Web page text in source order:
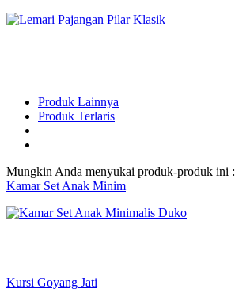
Produk Lainnya
Produk Terlaris
Mungkin Anda menyukai produk-produk ini :
Kamar Set Anak Minim
Kursi Goyang Jati